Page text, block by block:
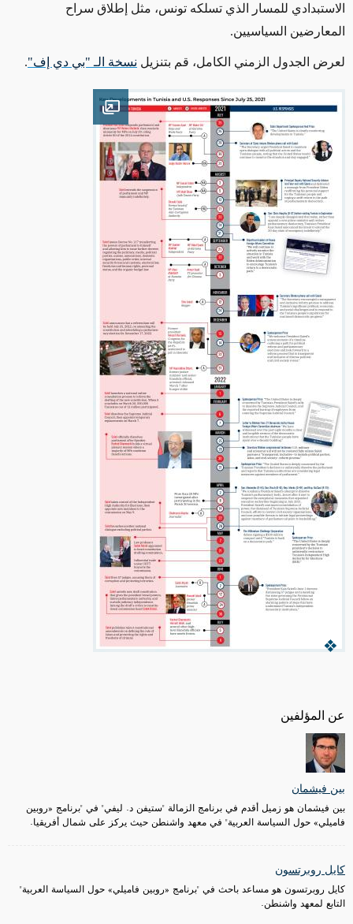
عن المؤلفين
بين فيشمان
بين فيشمان هو زميل أقدم في برنامج الزمالة "ستيفن د. ليفي" في "برنامج «روبين
فاميلي» حول السياسة العربية" في معهد واشنطن حيث يركز على شمال أفريقيا.
كايل روبرتسون
كايل روبرتسون هو مساعد باحث في "برنامج «روبين فاميلي» حول السياسة العربية"
التابع لمعهد واشنطن.
الاستبدادي للمسار الذي تسلكه تونس، مثل إطلاق سراح
المعارضين السياسيين.
لعرض الجدول الزمني الكامل، قم بتنزيل نسخة الـ "بي دي إف".
Open image